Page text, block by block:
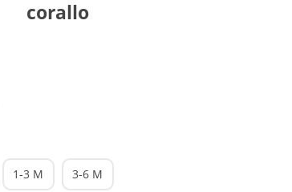
corallo
1-3 M 3-6 M